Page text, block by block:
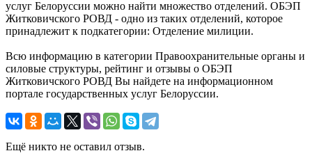
услуг Белоруссии можно найти множество отделений. ОБЭП
Житковичского РОВД - одно из таких отделений, которое
принадлежит к подкатегории: Отделение милиции.
Всю информацию в категории Правоохранительные органы и
силовые структуры, рейтинг и отзывы о ОБЭП
Житковичского РОВД Вы найдете на информационном
портале государственных услуг Белоруссии.
Ещё никто не оставил отзыв.